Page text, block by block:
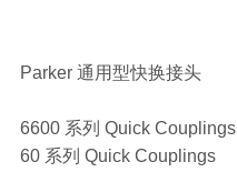
Parker 通用型快换接头
6600 系列 Quick Couplings
60 系列 Quick Couplings